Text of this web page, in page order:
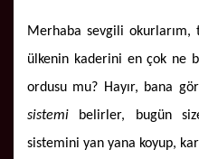
Merhaba sevgili
ülkenin kaderini en çok ne
ordusu mu? Hayır, bana
sistemi belirler, bugün
sistemini yan yana koyup,